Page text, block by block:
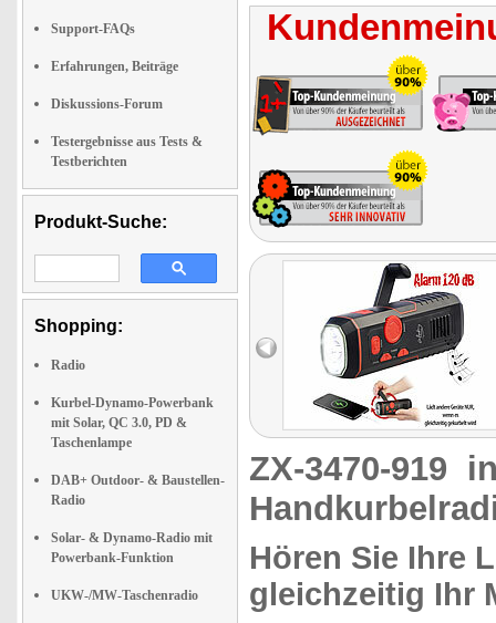
Support-FAQs
Erfahrungen, Beiträge
Diskussions-Forum
Testergebnisse aus Tests &
Testberichten
Produkt-Suche:
Shopping:
Radio
Kurbel-Dynamo-Powerbank
mit Solar, QC 3.0, PD &
Taschenlampe
DAB+ Outdoor- & Baustellen-
Radio
Solar- & Dynamo-Radio mit
Powerbank-Funktion
UKW-/MW-Taschenradio
ZX-3470-919
Hören Sie Ihre
gleichzeitig Ihr